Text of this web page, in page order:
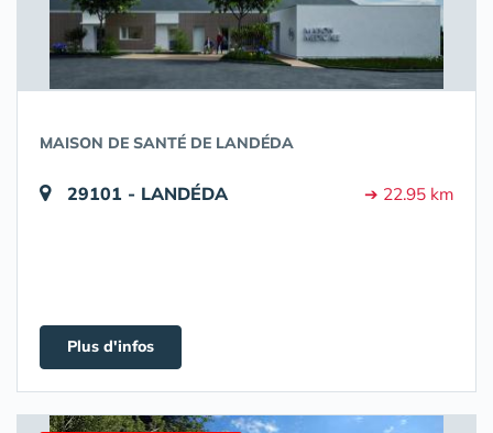
MAISON DE SANTÉ DE LANDÉDA
29101 - LANDÉDA ➔ 22.95 km
Plus d'infos